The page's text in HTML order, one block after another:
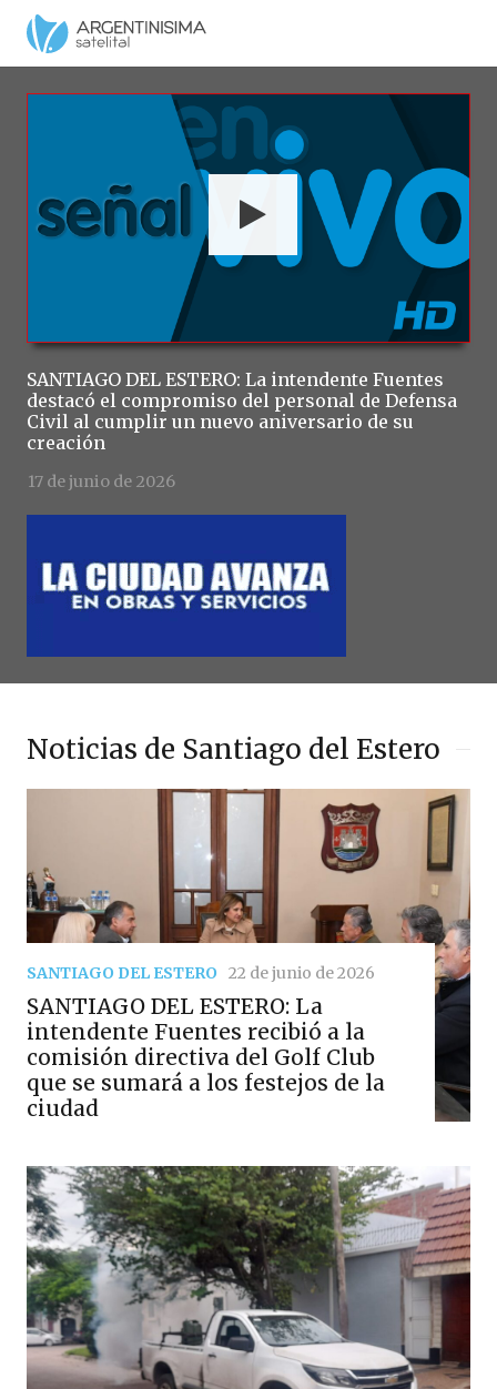
Argentinísima Satelital HD en Vivo
SANTIAGO DEL ESTERO: La intendente Fuentes
participó del acto central por el aniversario del
paso a la inmoralidad del General Güemes
Noticias de Santiago del Estero
SANTIAGO DEL ESTERO 22 de junio de 2026
SANTIAGO DEL ESTERO: La
intendente Fuentes recibió a la
comisión directiva del Golf Club
que se sumará a los festejos de la
ciudad